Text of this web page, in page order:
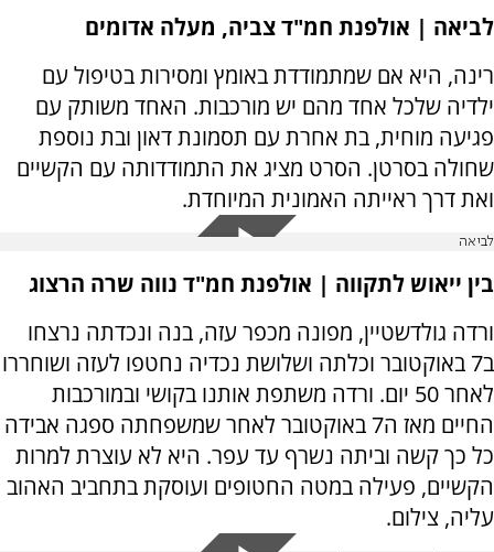
לביאה | אולפנת חמ"ד צביה, מעלה אדומים
רינה, היא אם שמתמודדת באומץ ומסירות בטיפול עם
ילדיה שלכל אחד מהם יש מורכבות. האחד משותק עם
פגיעה מוחית, בת אחרת עם תסמונת דאון ובת נוספת
שחולה בסרטן. הסרט מציג את התמודדותה עם הקשיים
ואת דרך ראייתה האמונית המיוחדת.
לביאה
בין ייאוש לתקווה | אולפנת חמ"ד נווה שרה הרצוג
ורדה גולדשטיין, מפונה מכפר עזה, בנה ונכדתה נרצחו
ב7 באוקטובר וכלתה ושלושת נכדיה נחטפו לעזה ושוחררו
לאחר 50 יום. ורדה משתפת אותנו בקושי ובמורכבות
החיים מאז ה7 באוקטובר לאחר שמשפחתה ספגה אבידה
כל כך קשה וביתה נשרף עד עפר. היא לא עוצרת למרות
הקשיים, פעילה במטה החטופים ועוסקת בתחביב האהוב
עליה, צילום.